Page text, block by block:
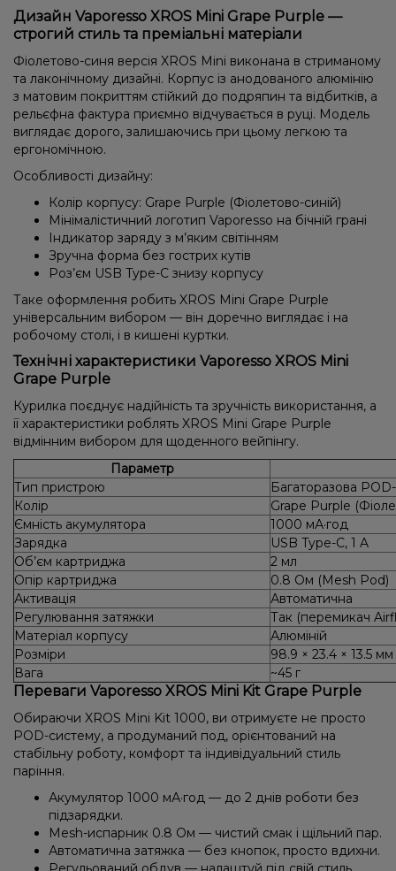
Дизайн Vaporesso XROS Mini Grape Purple —
строгий стиль та преміальні матеріали
Фіолетово-синя версія XROS Mini виконана в стриманому
та лаконічному дизайні. Корпус із анодованого алюмінію
з матовим покриттям стійкий до подряпин та відбитків, а
рельєфна фактура приємно відчувається в руці. Модель
виглядає дорого, залишаючись при цьому легкою та
ергономічною.
Особливості дизайну:
Колір корпусу: Grape Purple (Фіолетово-синій)
Мінімалістичний логотип Vaporesso на бічній грані
Індикатор заряду з м’яким світінням
Зручна форма без гострих кутів
Роз’єм USB Type-C знизу корпусу
Таке оформлення робить XROS Mini Grape Purple
універсальним вибором — він доречно виглядає і на
робочому столі, і в кишені куртки.
Технічні характеристики Vaporesso XROS Mini
Grape Purple
Курилка поєднує надійність та зручність використання, а
її характеристики роблять XROS Mini Grape Purple
відмінним вибором для щоденного вейпінгу.
Параметр
Тип пристрою
Багаторазова
Колір
Grape Purple
Ємність акумулятора
1000 мА·год
Зарядка
USB Type-C, 1 A
Об’єм картриджа
2 мл
Опір картриджа
0.8 Ом (Mesh Pod)
Активація
Автоматична
Регулювання затяжки
Так (перемикач
Матеріал корпусу
Алюміній
Розміри
98.9 × 23.4 × 13.5 мм
Вага
~45 г
Переваги Vaporesso XROS Mini Kit Grape Purple
Обираючи XROS Mini Kit 1000, ви отримуєте не просто
POD-систему, а продуманий под, орієнтований на
стабільну роботу, комфорт та індивідуальний стиль
паріння.
Акумулятор 1000 мА·год — до 2 днів роботи без
підзарядки.
Mesh-испарник 0.8 Ом — чистий смак і щільний пар.
Автоматична затяжка — без кнопок, просто вдихни.